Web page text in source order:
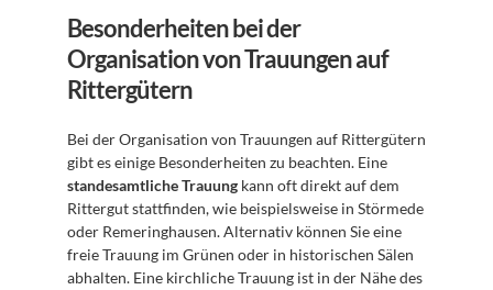
Besonderheiten bei der
Organisation von Trauungen auf
Rittergütern
Bei der Organisation von Trauungen auf Rittergütern
standesamtliche Trauung kann oft direkt auf dem
Rittergut stattfinden, wie beispielsweise in Störmede
oder Remeringhausen. Alternativ können Sie eine
freie Trauung im Grünen oder in historischen Sälen
abhalten. Eine kirchliche Trauung ist in der Nähe des